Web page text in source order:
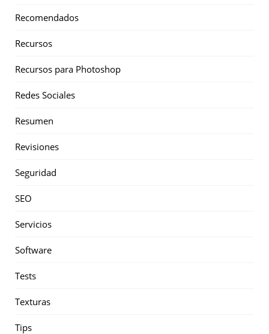
Recomendados
Recursos
Recursos para Photoshop
Redes Sociales
Resumen
Revisiones
Seguridad
SEO
Servicios
Software
Tests
Texturas
Tips